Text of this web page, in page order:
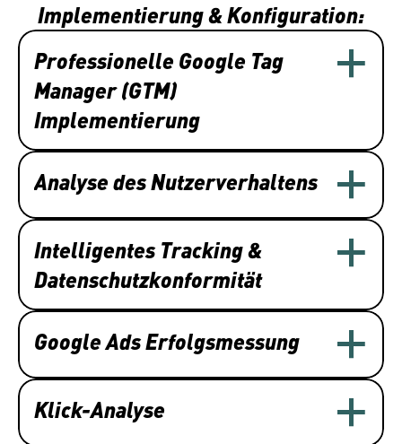
Implementierung & Konfiguration:
Professionelle Google Tag
Manager (GTM)
Implementierung
Analyse des Nutzerverhaltens
Intelligentes Tracking &
Datenschutzkonformität
Google Ads Erfolgsmessung
Klick-Analyse